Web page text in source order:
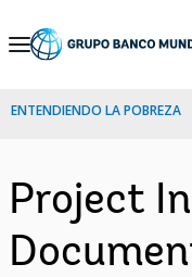
Skip
Navigation
ENTENDIENDO LA POBREZA
Project